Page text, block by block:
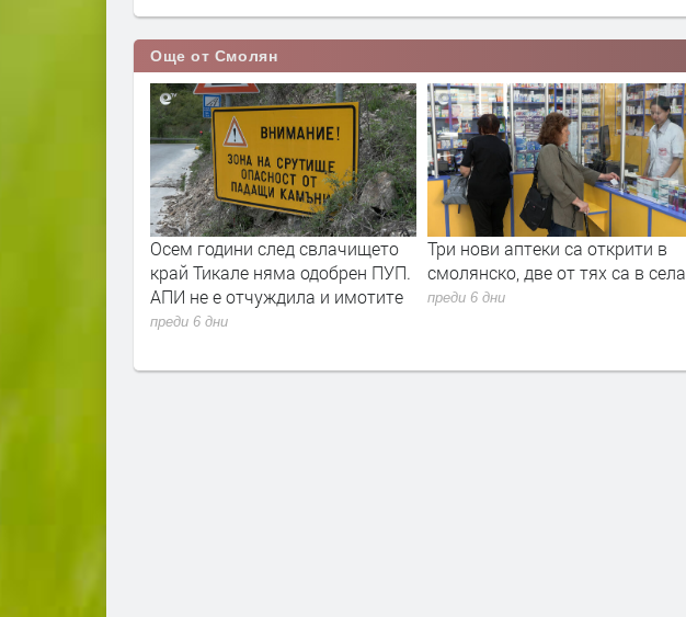
Още от Смолян
Осем години след свлачището
край Тикале няма одобрен ПУП.
АПИ не е отчуждила и имотите
преди 6 дни
Три нови аптеки са открити в
смолянско, две от тях са в села
преди 6 дни